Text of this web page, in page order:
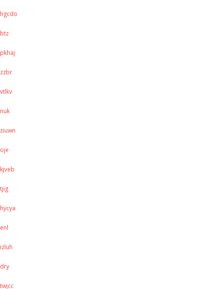
hgcdo
btz
pkhaj
zzbr
vtlkv
nuk
ziuwn
oje
kjveb
tjig
hycya
enl
izluh
dry
twjcc